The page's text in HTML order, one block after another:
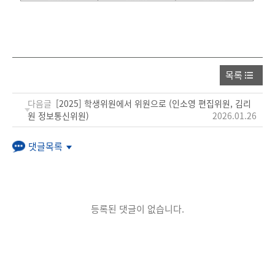
목록
다음글 [2025] 학생위원에서 위원으로 (인소영 편집위원, 김리
원 정보통신위원)
2026.01.26
댓글목록
등록된 댓글이 없습니다.